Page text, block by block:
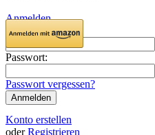
Anmelden
Email:
Passwort:
Passwort vergessen?
Konto erstellen
oder Registrieren